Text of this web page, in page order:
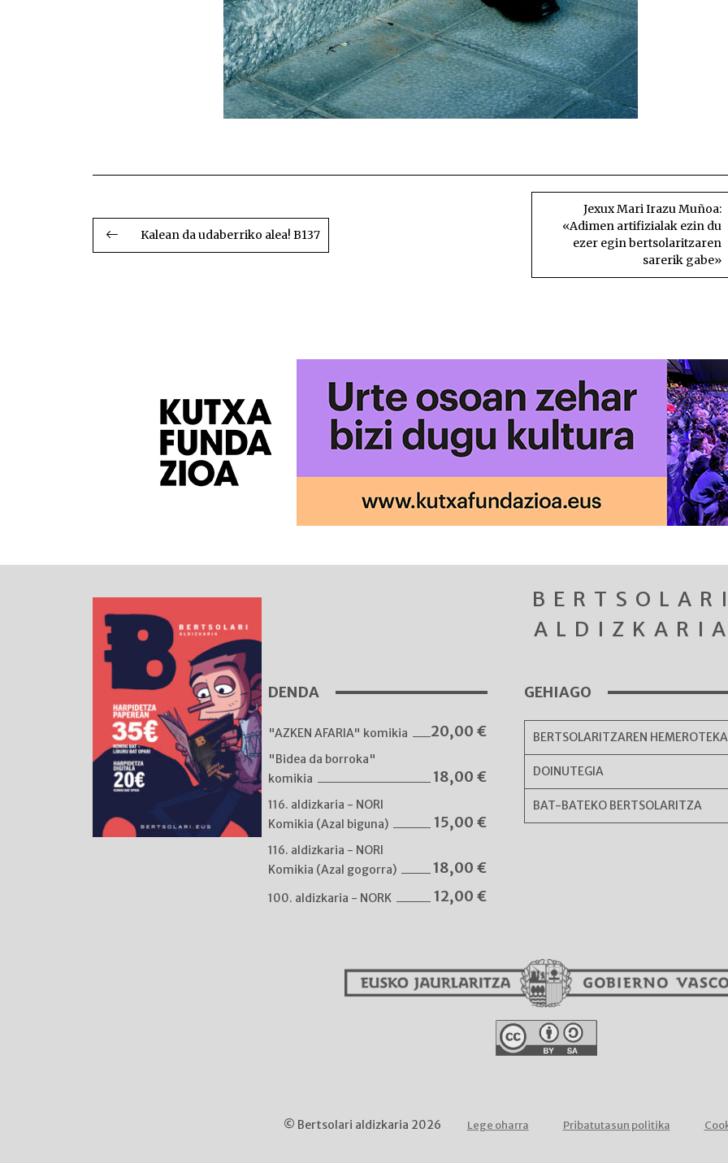
ZEHAR
NABIGATU
Kalean da udaberriko alea! B137
Jexux Mari Irazu Muñoa:
«Adimen artifizialak ezin du
ezer egin bertsolaritzaren
sarerik gabe»
BERTSOLARI
ALDIZKARIA
DENDA
"AZKEN AFARIA" komikia 20,00 €
"Bidea da borroka"
komikia
18,00 €
116. aldizkaria - NORI
Komikia (Azal biguna)
15,00 €
116. aldizkaria - NORI
Komikia (Azal gogorra)
18,00 €
100. aldizkaria - NORK 12,00 €
GEHIAGO
BERTSOLARITZAREN HEMEROTEKA
DOINUTEGIA
BAT-BATEKO BERTSOLARITZA
© Bertsolari aldizkaria 2026 Lege oharra Pribatutasun politika